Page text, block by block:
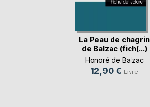
La Peau de chagrin
de Balzac (fich(...)
Honoré de Balzac
12,90 € Livre